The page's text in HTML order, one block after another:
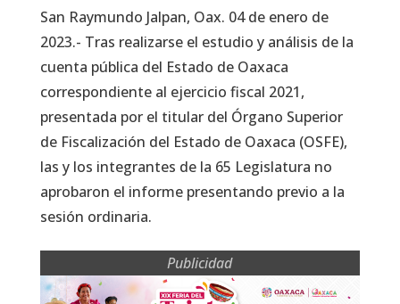
San Raymundo Jalpan, Oax. 04 de enero de
2023.- Tras realizarse el estudio y análisis de la
cuenta pública del Estado de Oaxaca
correspondiente al ejercicio fiscal 2021,
presentada por el titular del Órgano Superior
de Fiscalización del Estado de Oaxaca (OSFE),
las y los integrantes de la 65 Legislatura no
aprobaron el informe presentando previo a la
sesión ordinaria.
Publicidad